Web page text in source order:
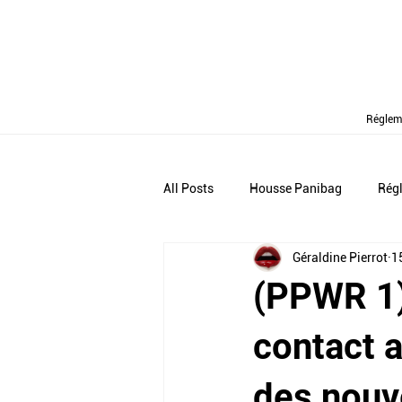
All Posts Housse Panibag
(PPWR
contact
Géraldine Pierrot